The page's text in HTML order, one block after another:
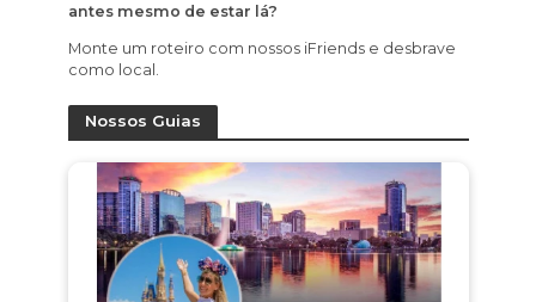
antes mesmo de estar lá?
Monte um roteiro com nossos iFriends e desbrave
como local.
Nossos Guias